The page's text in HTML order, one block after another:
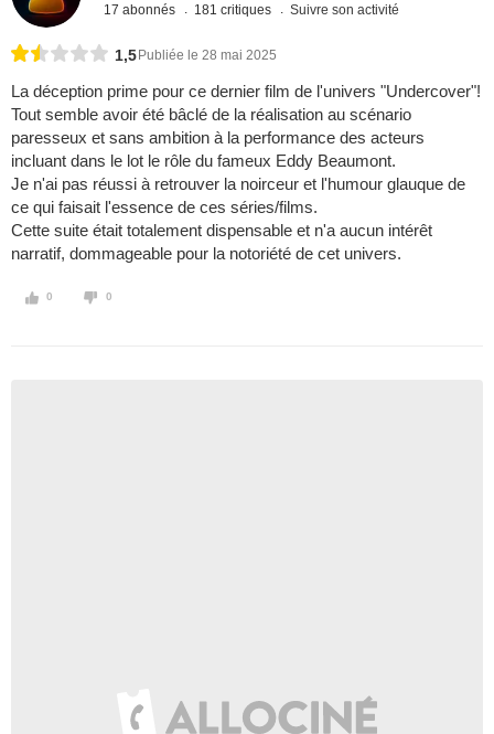
17 abonnés 181 critiques Suivre son activité
1,5 Publiée le 28 mai 2025
La déception prime pour ce dernier film de l'univers "Undercover"!
Tout semble avoir été bâclé de la réalisation au scénario
paresseux et sans ambition à la performance des acteurs
incluant dans le lot le rôle du fameux Eddy Beaumont.
Je n'ai pas réussi à retrouver la noirceur et l'humour glauque de
ce qui faisait l'essence de ces séries/films.
Cette suite était totalement dispensable et n'a aucun intérêt
narratif, dommageable pour la notoriété de cet univers.
0 0